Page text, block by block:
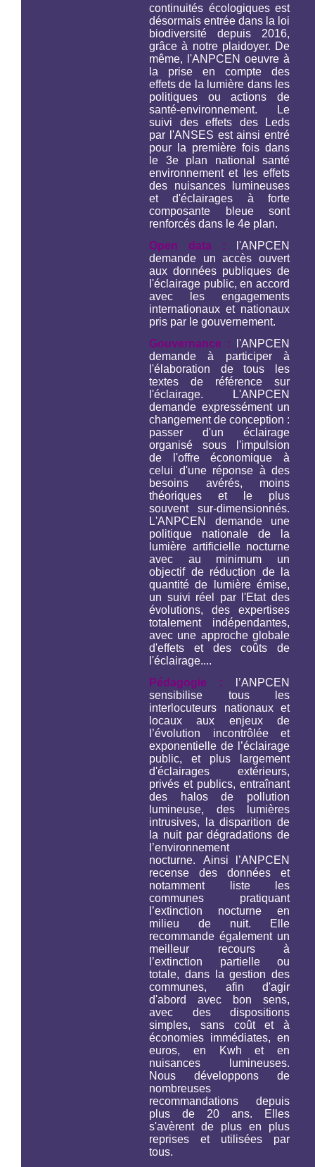
continuités écologiques est
désormais entrée dans la loi
biodiversité depuis 2016,
grâce à notre plaidoyer. De
même, l'ANPCEN oeuvre à
la prise en compte des
effets de la lumière dans les
politiques ou actions de
santé-environnement. Le
suivi des effets des Leds
par l'ANSES est ainsi entré
pour la première fois dans
le 3e plan national santé
environnement et les effets
des nuisances lumineuses
et d'éclairages à forte
composante bleue sont
renforcés dans le 4e plan.
Open data : l'ANPCEN
demande un accès ouvert
aux données publiques de
l'éclairage public, en accord
avec les engagements
internationaux et nationaux
pris par le gouvernement.
Gouvernance :
l'ANPCEN
demande à participer à
l'élaboration de tous les
textes de référence sur
l'éclairage. L'ANPCEN
demande expressément un
changement de conception :
passer d'un éclairage
organisé sous l'impulsion
de l'offre économique à
celui d'une réponse à des
besoins avérés, moins
théoriques et le plus
souvent sur-dimensionnés.
L'ANPCEN demande une
politique nationale de la
lumière artificielle nocturne
avec au minimum un
objectif de réduction de la
quantité de lumière émise,
un suivi réel par l'Etat des
évolutions, des expertises
totalement indépendantes,
avec une approche globale
d'effets et des coûts de
l'éclairage....
Pédagogie :
l’ANPCEN
sensibilise tous les
interlocuteurs nationaux et
locaux aux enjeux de
l’évolution incontrôlée et
exponentielle de l’éclairage
public, et plus largement
d'éclairages extérieurs,
privés et publics, entraînant
des halos de pollution
lumineuse, des lumières
intrusives, la disparition de
la nuit par dégradations de
l’environnement
nocturne. Ainsi l’ANPCEN
recense des données et
notamment liste les
communes pratiquant
l’extinction nocturne en
milieu de nuit. Elle
recommande également un
meilleur recours à
l’extinction partielle ou
totale, dans la gestion des
communes, afin d'agir
d'abord avec bon sens,
avec des dispositions
simples, sans coût et à
économies immédiates, en
euros, en Kwh et en
nuisances lumineuses.
Nous développons de
nombreuses
recommandations depuis
plus de 20 ans. Elles
s'avèrent de plus en plus
reprises et utilisées par
tous.